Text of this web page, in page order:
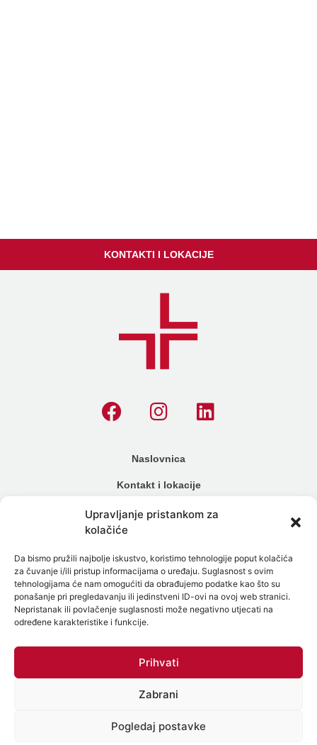
Upravljanje pristankom za
kolačiće
Da bismo pružili najbolje iskustvo, koristimo tehnologije poput kolačića
za čuvanje i/ili pristup informacijama o uređaju. Suglasnost s ovim
tehnologijama će nam omogućiti da obrađujemo podatke kao što su
ponašanje pri pregledavanju ili jedinstveni ID-ovi na ovoj web stranici.
Nepristanak ili povlačenje suglasnosti može negativno utjecati na
određene karakteristike i funkcije.
Prihvati
Zabrani
Pogledaj postavke
KONTAKTI I LOKACIJE
Naslovnica
Kontakt i lokacije
Cjenik
Načini plaćanja
Alergijski testovi
Genetski testovi
Testiranje na spolne bolesti
Mikrobiom
Politika zaštite osobnih podataka
Politika Kolačića (EU)